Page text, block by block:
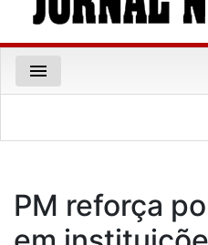
menu
PM reforça